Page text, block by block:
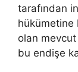
tarafından
hükümetine
olan mevcut
bu endişe